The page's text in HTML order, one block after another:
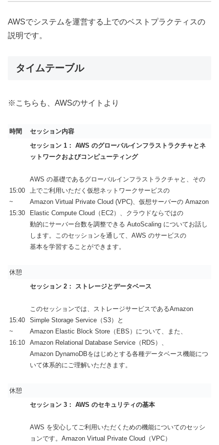
AWSでシステムを運営する上でのベストプラクティスの
説明です。
タイムテーブル
※こちらも、AWSのサイトより
時間 セッション内容
15:00
~
15:30
セッション 1： AWS のグローバルインフラストラクチャとネ
ットワークおよびコンピューティング
AWS の基礎であるグローバルインフラストラクチャと、その
上でご利用いただく仮想ネットワークサービスの
Amazon Virtual Private Cloud (VPC)、仮想サーバーの Amazon
Elastic Compute Cloud（EC2）、クラウドならではの
動的にサーバー台数を調整できる AutoScaling についてお話し
します。このセッションを通して、AWS のサービスの
基本を学習することができます。
休憩
15:40
~
16:10
セッション 2： ストレージとデータベース
このセッションでは、ストレージサービスであるAmazon
Simple Storage Service（S3）と
Amazon Elastic Block Store（EBS）について、また、
Amazon Relational Database Service（RDS）、
Amazon DynamoDBをはじめとする各種データベース機能につ
いて体系的にご理解いただきます。
休憩
セッション 3： AWS のセキュリティの基本
AWS を安心してご利用いただくための機能についてのセッシ
ョンです。Amazon Virtual Private Cloud（VPC）